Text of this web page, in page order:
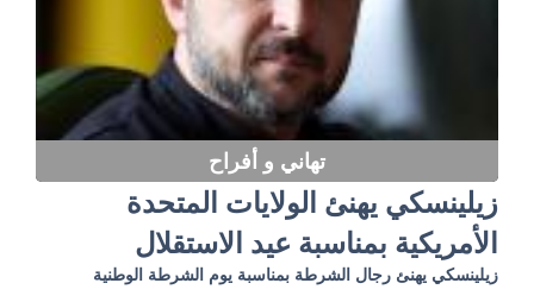
تهاني و أفراح
زيلينسكي يهنئ الولايات المتحدة
الأمريكية بمناسبة عيد الاستقلال
زيلينسكي يهنئ رجال الشرطة بمناسبة يوم الشرطة الوطنية